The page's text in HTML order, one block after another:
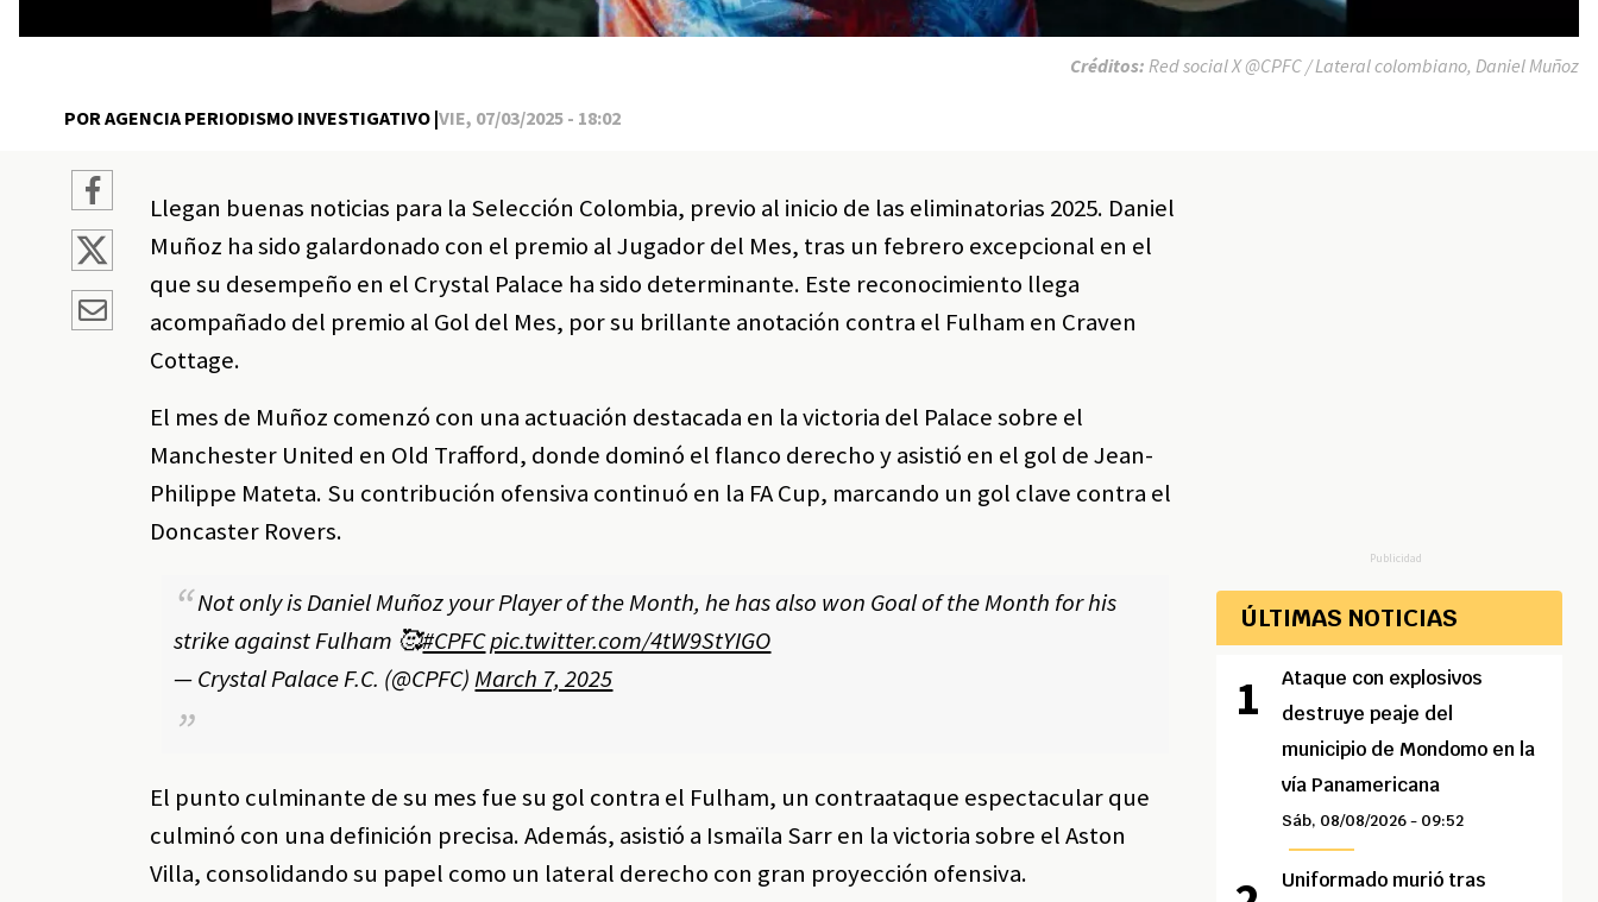
POR AGENCIA PERIODISMO INVESTIGATIVO |VIE, 07/03/2025 - 18:02
Créditos: Red social X @CPFC / Lateral colombiano, Daniel Muñoz
Llegan buenas noticias para la Selección Colombia, previo al inicio de las eliminatorias 2025. Daniel
Muñoz ha sido galardonado con el premio al Jugador del Mes, tras un febrero excepcional en el
que su desempeño en el Crystal Palace ha sido determinante. Este reconocimiento llega
acompañado del premio al Gol del Mes, por su brillante anotación contra el Fulham en Craven
Cottage.
El mes de Muñoz comenzó con una actuación destacada en la victoria del Palace sobre el
Manchester United en Old Trafford, donde dominó el flanco derecho y asistió en el gol de Jean-
Philippe Mateta. Su contribución ofensiva continuó en la FA Cup, marcando un gol clave contra el
Doncaster Rovers.
Not only is Daniel Muñoz your Player of the Month, he has also won Goal of the Month for his
strike against Fulham 🥰#CPFCpic.twitter.com/4tW9StYIGO
— Crystal Palace F.C. (@CPFC)March 7, 2025
El punto culminante de su mes fue su gol contra el Fulham, un contraataque espectacular que
culminó con una definición precisa. Además, asistió a Ismaïla Sarr en la victoria sobre el Aston
Villa, consolidando su papel como un lateral derecho con gran proyección ofensiva.
Publicidad
ÚLTIMAS NOTICIAS
Ataque con explosivos
destruye peaje del
municipio de Mondomo en la
vía Panamericana
Sáb, 08/08/2026 - 09:52
Uniformado murió tras